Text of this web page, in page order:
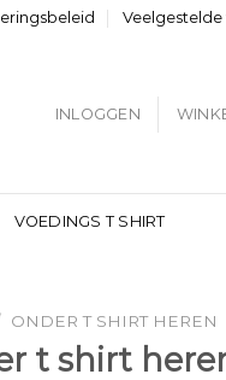
Veelgestelde
INLOGGEN
VOEDINGS T SHIRT
ONDER T SHIRT HEREN
t shirt